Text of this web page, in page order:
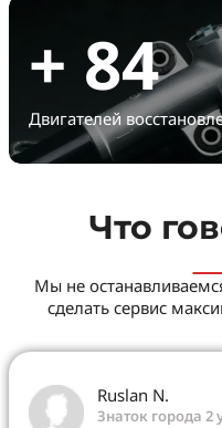
+ 84
Двигателей
Что
Мы не
сделать сервис
Ruslan N.
Знаток города 2